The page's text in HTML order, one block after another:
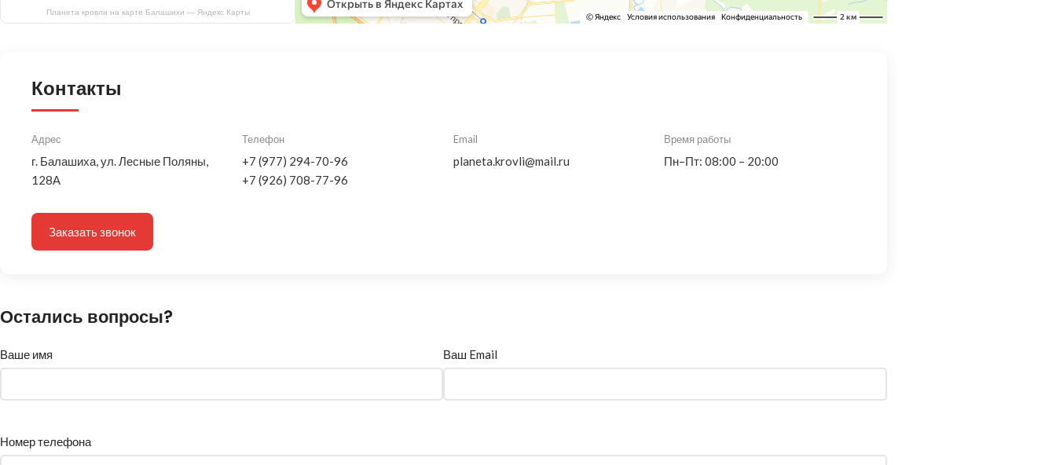
Планета кровли на карте Балашихи — Яндекс Карты
Контакты
Адрес
г. Балашиха, ул. Лесные Поляны,
128А
Телефон
+7 (977) 294-70-96
+7 (926) 708-77-96
Email
planeta.krovli@mail.ru
Время работы
Пн–Пт: 08:00 – 20:00
Заказать звонок
Остались вопросы?
Ваше имя Ваш Email
Номер телефона